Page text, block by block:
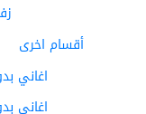
أقسام اخرى
اغاني
اغاني